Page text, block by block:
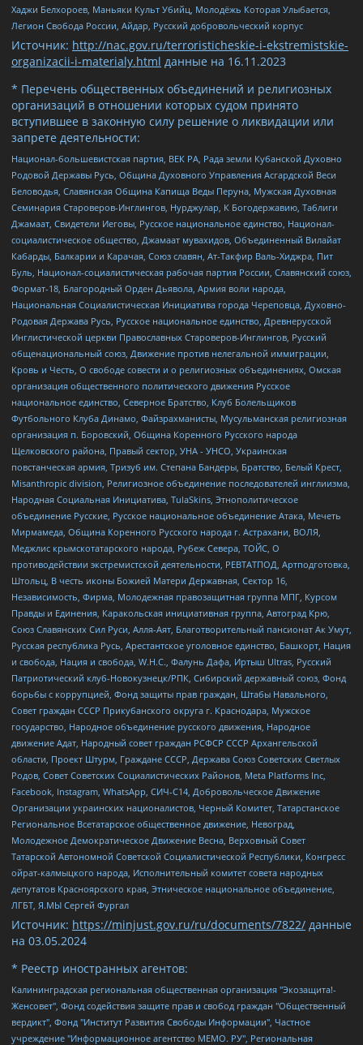
Хаджи Белхороев, Маньяки Культ Убийц, Молодёжь Которая Улыбается,
Легион Свобода России, Айдар, Русский добровольческий корпус
Источник: http://nac.gov.ru/terroristicheskie-i-ekstremistskie-
organizacii-i-materialy.html данные на 16.11.2023
* Перечень общественных объединений и религиозных
организаций в отношении которых судом принято
вступившее в законную силу решение о ликвидации или
запрете деятельности:
Национал-большевистская партия, ВЕК РА, Рада земли Кубанской Духовно
Родовой Державы Русь, Община Духовного Управления Асгардской Веси
Беловодья, Славянская Община Капища Веды Перуна, Мужская Духовная
Семинария Староверов-Инглингов, Нурджулар, К Богодержавию, Таблиги
Джамаат, Свидетели Иеговы, Русское национальное единство, Национал-
социалистическое общество, Джамаат мувахидов, Объединенный Вилайат
Кабарды, Балкарии и Карачая, Союз славян, Ат-Такфир Валь-Хиджра, Пит
Буль, Национал-социалистическая рабочая партия России, Славянский союз,
Формат-18, Благородный Орден Дьявола, Армия воли народа,
Национальная Социалистическая Инициатива города Череповца, Духовно-
Родовая Держава Русь, Русское национальное единство, Древнерусской
Инглистической церкви Православных Староверов-Инглингов, Русский
общенациональный союз, Движение против нелегальной иммиграции,
Кровь и Честь, О свободе совести и о религиозных объединениях, Омская
организация общественного политического движения Русское
национальное единство, Северное Братство, Клуб Болельщиков
Футбольного Клуба Динамо, Файзрахманисты, Мусульманская религиозная
организация п. Боровский, Община Коренного Русского народа
Щелковского района, Правый сектор, УНА - УНСО, Украинская
повстанческая армия, Тризуб им. Степана Бандеры, Братство, Белый Крест,
Misanthropic division, Религиозное объединение последователей инглиизма,
Народная Социальная Инициатива, TulaSkins, Этнополитическое
объединение Русские, Русское национальное объединение Атака, Мечеть
Мирмамеда, Община Коренного Русского народа г. Астрахани, ВОЛЯ,
Меджлис крымскотатарского народа, Рубеж Севера, ТОЙС, О
противодействии экстремистской деятельности, РЕВТАТПОД, Артподготовка,
Штольц, В честь иконы Божией Матери Державная, Сектор 16,
Независимость, Фирма, Молодежная правозащитная группа МПГ, Курсом
Правды и Единения, Каракольская инициативная группа, Автоград Крю,
Союз Славянских Сил Руси, Алля-Аят, Благотворительный пансионат Ак Умут,
Русская республика Русь, Арестантское уголовное единство, Башкорт, Нация
и свобода, Нация и свобода, W.H.С., Фалунь Дафа, Иртыш Ultras, Русский
Патриотический клуб-Новокузнецк/РПК, Сибирский державный союз, Фонд
борьбы с коррупцией, Фонд защиты прав граждан, Штабы Навального,
Совет граждан СССР Прикубанского округа г. Краснодара, Мужское
государство, Народное объединение русского движения, Народное
движение Адат, Народный совет граждан РСФСР СССР Архангельской
области, Проект Штурм, Граждане СССР, Держава Союз Советских Светлых
Родов, Совет Советских Социалистических Районов, Meta Platforms Inc,
Facebook, Instagram, WhatsApp, СИЧ-С14, Добровольческое Движение
Организации украинских националистов, Черный Комитет, Татарстанское
Региональное Всетатарское общественное движение, Невоград,
Молодежное Демократическое Движение Весна, Верховный Совет
Татарской Автономной Советской Социалистической Республики, Конгресс
ойрат-калмыцкого народа, Исполнительный комитет совета народных
депутатов Красноярского края, Этническое национальное объединение,
ЛГБТ, Я.МЫ Сергей Фургал
Источник: https://minjust.gov.ru/ru/documents/7822/ данные
на 03.05.2024
* Реестр иностранных агентов:
Калининградская региональная общественная организация "Экозащита!-Женсовет", Фонд содействия защите прав и свобод граждан "Общественный вердикт", Фонд "Институт Развития Свободы Информации", Частное учреждение "Информационное агентство МЕМО. РУ", Региональная общественная организация "Общественная комиссия по сохранению наследия академика Сахарова", Фонд поддержки свободы прессы, Санкт-Петербургская общественная правозащитная организация "Гражданский контроль", Межрегиональная общественная организация "Информационно-просветительский центр "Мемориал", Региональный Фонд "Центр Защиты Прав Средств Массовой Информации", с 05.12.2023 Фонд "Центр Защиты Прав Средств массовой информации", Региональная общественная благотворительная организация помощи беженцам и мигрантам "Гражданское содействие", Негосударственное образовательное учреждение дополнительного профессионального образования (повышение квалификации) специалистов "АКАДЕМИЯ ПО ПРАВАМ ЧЕЛОВЕКА", Свердловская региональная общественная организация "Сутяжник", Автономная некоммерческая организация "Центр независимых социологических исследований", Союз общественных объединений "Российский исследовательский центр по правам человека", Региональное общественное учреждение научно-информационный центр "МЕМОРИАЛ", Некоммерческая организация "Фонд защиты гласности", Автономная некоммерческая организация "Институт прав человека", Городская общественная организация "Екатеринбургское общество "МЕМОРИАЛ", Городская общественная организация "Рязанское историко-просветительское и правозащитное общество "Мемориал" (Рязанский Мемориал), Челябинский региональный орган общественной самодеятельности – женское общественное объединение "Женщины Евразии", Челябинский региональный орган общественной самодеятельности "Уральская правозащитная группа", Фонд содействия защите здоровья и социальной справедливости имени Андрея Рылькова, Автономная Некоммерческая Организация "Аналитический Центр Юрия Левады", Автономная некоммерческая организация социальной поддержки населения "Проект Апрель", Региональная общественная организация помощи женщинам и детям, находящимся в кризисной ситуации "Информационно-методический центр "Анна", Фонд содействия развитию массовых коммуникаций и правовому просвещению "Так-так-Так", Фонд содействия устойчивому развитию "Серебряная тайга", Свердловский региональный общественный фонд социальных проектов "Новое время", "Idel.Реалии", Кавказ.Реалии, Крым.Реалии, Телеканал Настоящее Время, Татаро-башкирская служба Радио Свобода (Azatliq Radiosi), Радио Свободная Европа/Радио Свобода (PCE/PC), "Сибирь.Реалии", "Фактограф", Благотворительный фонд помощи осужденным и их семьям, Автономная некоммерческая организация "Институт глобализации и социальных движений", Фонд "В защиту прав заключенных", Частное учреждение "Центр поддержки и содействия развитию средств массовой информации", Пензенский региональный общественный благотворительный фонд "Гражданский союз", "Север.Реалии", Некоммерческая организация Фонд "Правовая инициатива", Общество с ограниченной ответственностью "Радио Свободная Европа/Радио Свобода", Чешское информационное агентство "MEDIUM-ORIENT", Красноярская региональная общественная организация "Мы против СПИДа", Камалягин Денис Николаевич, Маркелов Сергей Евгеньевич, Пономарев Лев Александрович, Савицкая Людмила Алексеевна, Автономная некоммерческая организация "Центр по работе с проблемой насилия "НАСИЛИЮ.НЕТ", Межрегиональный профессиональный союз работников здравоохранения "Альянс врачей", Юридическое лицо, зарегистрированное в Латвийской Республике, SIA "Medusa Project" (регистрационный номер 40103797863, дата регистрации 10.06.2014), Некоммерческая организация "Фонд по борьбе с коррупцией", Автономная некоммерческая организация "Институт права и публичной политики", Баданин Роман Сергеевич, Гликин Максим Александрович, Железнова Мария Михайловна, Лукьянова Юлия Сергеевна, Маетная Елизавета Витальевна, Маняхин Петр Борисович, Чуракова Ольга Владимировна, Ярош Юлия Петровна, Юридическое лицо "The Insider SIA", зарегистрированное в Риге, Латвийская Республика (дата регистрации 26.06.2015), являющееся администратором доменного имени интернет-издания "The Insider SIA", https://theins.ru, Постернак Алексей Евгеньевич, Рубин Михаил Аркадьевич, Анин Роман Александрович, Юридическое лицо Istories fonds, зарегистрированное в Латвийской Республике (регистрационный номер 50008295751, дата регистрации 24.02.2020), Великовский Дмитрий Александрович, Долинина Ирина Николаевна, Мароховская Алеся Алексеевна, Шлейнов Роман Юрьевич, Шмагун Олеся Валентиновна, Общество с ограниченной ответственностью "Альтаир 2021", Общество с ограниченной ответственностью "Вега 2021", Общество с ограниченной ответственностью "Главный редактор 2021", Общество с ограниченной ответственностью "Ромашки монолит", Важенков Артем Валерьевич, Ивановская областная общественная организация "Центр гендерных исследований", Гурман Юрий Альбертович, Медиапроект "ОВД-Инфо", Егоров Владимир Владимирович, Жилинский Владимир Александрович, Общество с ограниченной ответственностью "ЗП", Иванова София Юрьевна, Карезина Инна Павловна, Кильтау Екатерина Викторовна, Петров Алексей Викторович, Пискунов Сергей Евгеньевич, Смирнов Сергей Сергеевич, Тихонов Михаил Сергеевич, Общество с ограниченной ответственностью "ЖУРНАЛИСТ-ИНОСТРАННЫЙ АГЕНТ", Арапова Галина Юрьевна, Вольтская Татьяна Анатольевна, Американская компания "Mason G.E.S. Anonymous Foundation" (США), являющаяся владельцем интернет-издания https://mnews.world/, Компания "Stichting Bellingcat", зарегистрированная в Нидерландах (дата регистрации 11.07.2018), Захаров Андрей Вячеславович, Клепиковская Екатерина Дмитриевна, Общество с ограниченной ответственностью "МЕМО", Перл Роман Александрович, Симонов Евгений Алексеевич, Соловьева Елена Анатольевна, Сотников Даниил Владимирович, Сурначева Елизавета Дмитриевна, Автономная некоммерческая организация по защите прав человека и информированию населения "Якутия – Наше Мнение", Общество с ограниченной ответственностью "Москоу диджитал медиа", с 26.01.2023 Общество с ограниченной ответственностью "Чайка Белые сады", Ветошкина Валерия Валерьевна, Заговора Максим Александрович, Межрегиональное общественное движение "Российская ЛГБТ - сеть", Оленичев Максим Владимирович, Павлов Иван Юрьевич, Скворцова Елена Сергеевна, Общество с ограниченной ответственностью "Как бы инагент", Кочетков Игорь Викторович, Общество с ограниченной ответственностью "Честные выборы", Еланчик Олег Александрович, Общество с ограниченной ответственностью "Нобелевский призыв", Гималова Регина Эмилевна, Григорьев Андрей Валерьевич, Григорьева Алина Александровна, Ассоциация по содействию защите прав призывников, альтернативнослужащих и военнослужащих "Правозащитная группа "Гражданин.Армия.Право", Хисамова Регина Фаритовна, Автономная некоммерческая организация по реализации социально-правовых программ "Лилит", Дальневосточное общественное движение "Маяк", Санкт-Петербургская ЛГБТ-инициативная группа "Выход", Инициативная группа ЛГБТ+ "Реверс", Алексеев Андрей Викторович, Бекбулатова Таисия Львовна, Беляев Иван Михайлович, Владыкина Елена Сергеевна, Гельман Марат Александрович, Никульшина Вероника Юрьевна, Толоконникова Надежда Андреевна, Шендерович Виктор Анатольевич, Общество с ограниченной ответственностью "Данное сообщение", Общество с ограниченной ответственностью Издательский дом "Новая глава", Айнбиндер Александра Александровна, Московский комьюнити-центр для ЛГБТ+инициатив, Благотворительный фонд развития филантропии, Deutsche Welle (Германия, Kurt-Schumacher-Strasse 3, 53113 Bonn), Борзунова Мария Михайловна, Воробьев Виктор Викторович, Голубева Анна Львовна, Константинова Алла Михайловна, Малкова Ирина Владимировна, Мурадов Мурад Абдулгалимович, Осетинская Елизавета Николаевна, Понасенков Евгений Николаевич, Ганапольский Матвей Юрьевич, Киселев Евгений Алексеевич, Борухович Ирина Григорьевна, Дремин Иван Тимофеевич, Дубровский Дмитрий Викторович, Красноярская региональная общественная организация поддержки и развития альтернативных образовательных технологий и межкультурных коммуникаций "ИНТЕРРА", Маяковская Екатерина Алексеевна, Фейгин Марк Захарович, Филимонов Андрей Викторович, Дзугкоева Регина Николаевна, Доброхотов Роман Александрович, Дудь Юрий Александрович, Елкин Сергей Владимирович, Кругликов Кирилл Игоревич, Сабунаева Мария Леонидовна, Семенов Алексей Владимирович, Шаинян Карен Багратович, Шульман Екатерина Михайловна, Асафьев Артур Валерьевич, Вахштайн Виктор Семенович, Венедиктов Алексей Алексеевич, Лушникова Екатерина Евгеньевна, Волков Леонид Михайлович, Невзоров Александр Глебович, Пархоменко Сергей Борисович, Сироткин Ярослав Николаевич, Кара-Мурза Владимир Владимирович, Баранова Наталья Владимировна, Гозман Леонид Яковлевич, Кагарлицкий Борис Юльевич, Климарев Михаил Валерьевич, Милов Владимир Станиславович, Автономная некоммерческая организация Краснодарский центр современного искусства "Типография", Моргенштерн Алишер Тагирович, Соболь Любовь Эдуардовна, Общество с ограниченной ответственностью "ЛИЗА НОРМ", Каспаров Гарри Кимович, Ходорковский Михаил Борисович, Общество с ограниченной ответственностью "Апрельские тезисы", Данилович Ирина Брониславовна, Кашин Олег Владимирович, Петров Николай Владимирович, Пивоваров Алексей Владимирович, Соколов Михаил Владимирович, Цветкова Юлия Владимировна, Чичваркин Евгений Александрович, Комитет против пыток/Команда против пыток, Общество с ограниченной ответственностью "Первый научный", Общество с ограниченной ответственностью "Вертолет и ко", Белоцерковская Вероника Борисовна, Кац Максим Евгеньевич, Лазарева Татьяна Юрьевна, Шаведдинов Руслан Табризович, Яшин Илья Валерьевич, Общество с ограниченной ответственностью "Иноагент ААВ", Алешковский Дмитрий Петрович, Альбац Евгения Марковна, Быков Дмитрий Львович, Галямина Юлия Евгеньевна, Лойко Сергей Леонидович, Мартынов Кирилл Константинович, Медведев Сергей Александрович, Крашенинников Федор Геннадиевич, Гордеева Катерина Вл